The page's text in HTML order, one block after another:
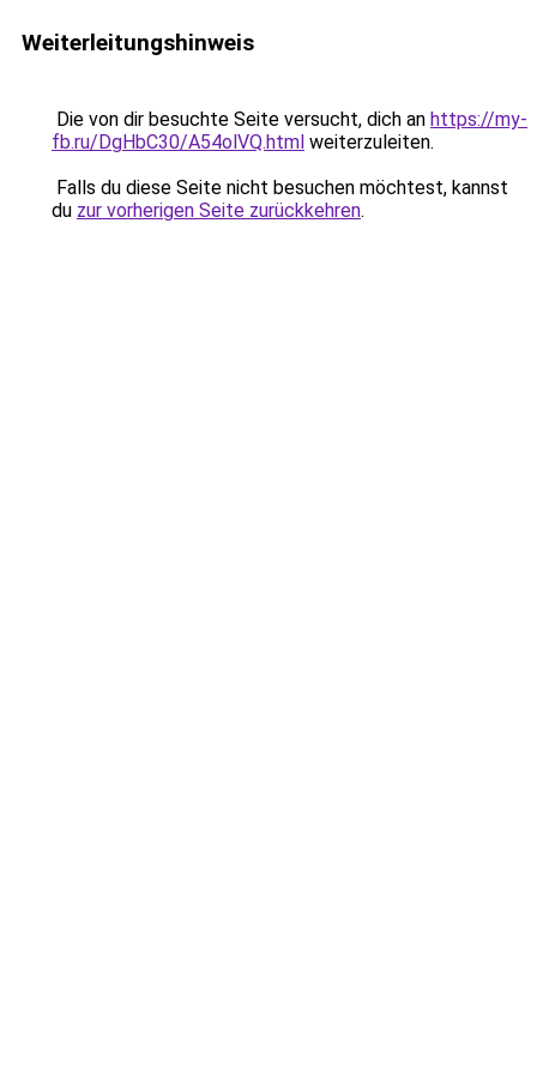
Weiterleitungshinweis
Die von dir besuchte Seite versucht, dich an https://my-
fb.ru/DgHbC30/A54olVQ.html weiterzuleiten.
Falls du diese Seite nicht besuchen möchtest, kannst
du zur vorherigen Seite zurückkehren.